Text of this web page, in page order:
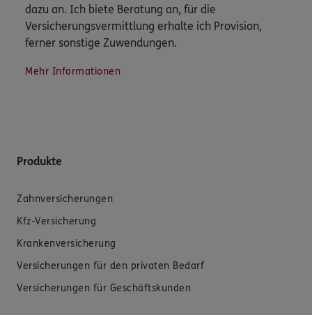
dazu an. Ich biete Beratung an, für die
Versicherungsvermittlung erhalte ich Provision,
ferner sonstige Zuwendungen.
Mehr Informationen
Produkte
Zahnversicherungen
Kfz-Versicherung
Krankenversicherung
Versicherungen für den privaten Bedarf
Versicherungen für Geschäftskunden